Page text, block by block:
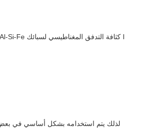
I كثافة التدفق المغناطيسي لسبائك Al-Si-Fe أكبر بكثير من كثافة التدفق المغناطيسي